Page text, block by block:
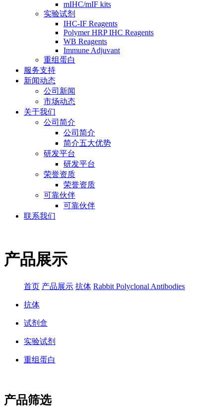
mIHC/mIF kits
实验试剂
IHC-IF Reagents
Polymer HRP IHC Reagents
WB Reagents
Immune Adjuvant
重组蛋白
服务支持
新闻动态
公司新闻
市场动态
关于我们
公司简介
公司简介
简介五大优势
研发平台
研发平台
荣誉资质
荣誉资质
可靠伙伴
可靠伙伴
联系我们
产品展示
首页 产品展示 抗体 Rabbit Polyclonal Antibodies
抗体
试剂盒
实验试剂
重组蛋白
产品筛选